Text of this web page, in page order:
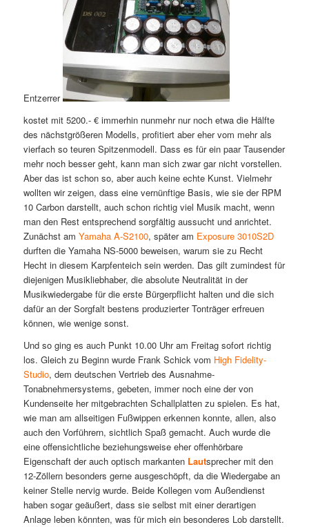
Entzerrer
kostet mit 5200.- € immerhin nunmehr nur noch etwa die Hälfte
des nächstgrößeren Modells, profitiert aber eher vom mehr als
vierfach so teuren Spitzenmodell. Dass es für ein paar Tausender
mehr noch besser geht, kann man sich zwar gar nicht vorstellen.
Aber das ist schon so, aber auch keine echte Kunst. Vielmehr
wollten wir zeigen, dass eine vernünftige Basis, wie sie der RPM
10 Carbon darstellt, auch schon richtig viel Musik macht, wenn
man den Rest entsprechend sorgfältig aussucht und anrichtet.
Zunächst am Yamaha A-S2100, später am Exposure 3010S2D
durften die Yamaha NS-5000 beweisen, warum sie zu Recht
Hecht in diesem Karpfenteich sein werden. Das gilt zumindest für
diejenigen Musikliebhaber, die absolute Neutralität in der
Musikwiedergabe für die erste Bürgerpflicht halten und die sich
dafür an der Sorgfalt bestens produzierter Tonträger erfreuen
können, wie wenige sonst.
Und so ging es auch Punkt 10.00 Uhr am Freitag sofort richtig
los. Gleich zu Beginn wurde Frank Schick vom High Fidelity-
Studio, dem deutschen Vertrieb des Ausnahme-
Tonabnehmersystems, gebeten, immer noch eine der von
Kundenseite her mitgebrachten Schallplatten zu spielen. Es hat,
wie man am allseitigen Fußwippen erkennen konnte, allen, also
auch den Vorführern, sichtlich Spaß gemacht. Auch wurde die
eine offensichtliche beziehungsweise eher offenhörbare
Eigenschaft der auch optisch markanten Lautsprecher mit den
12-Zöllern besonders gerne ausgeschöpft, da die Wiedergabe an
keiner Stelle nervig wurde. Beide Kollegen vom Außendienst
haben sogar geäußert, dass sie selbst mit einer derartigen
Anlage leben könnten, was für mich ein besonderes Lob darstellt.